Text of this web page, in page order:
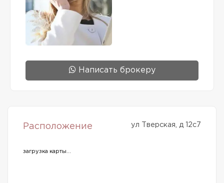
Написать брокеру
Расположение ул Тверская, д 12с7
загрузка карты...